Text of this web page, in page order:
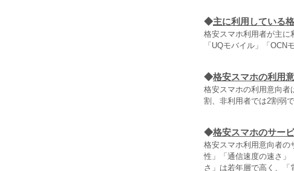
◆主に利用している
格安スマホ利用者が主に
「UQモバイル」「OCN
◆格安スマホの利用
格安スマホの利用意向者
割、非利用者では2割弱で
◆格安スマホのサー
格安スマホ利用意向者の
性」「通信速度の速さ」
さ」は若年層で高く、「